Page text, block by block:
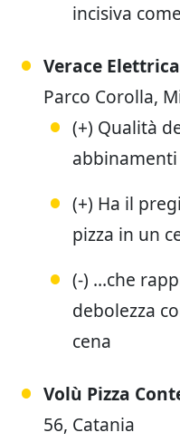
incisiva
Verace Elettrica
Parco Corolla,
(+) Qualità
(+) Ha il
pizza in un
(-) …che
debolezza
cena
Volù Pizza
56, Catania